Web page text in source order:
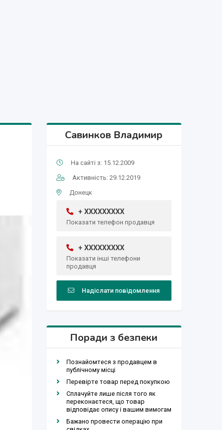
Савинков Владимир
На сайті з: 15.12.2009
Активність: 29.12.2019
Донецк
+ XXXXXXXXX
Показати телефон продавця
+ XXXXXXXXX
Показати інші телефони
продавця
Надіслати повідомлення
Поради з безпеки
Познайомтеся з продавцем в
публічному місці
Перевірте товар перед покупкою
Сплачуйте лише після того як
переконаєтеся, що товар
відповідає опису і вашим вимогам
Бажано провести операцію при